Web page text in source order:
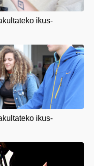
ikus-
ikus-